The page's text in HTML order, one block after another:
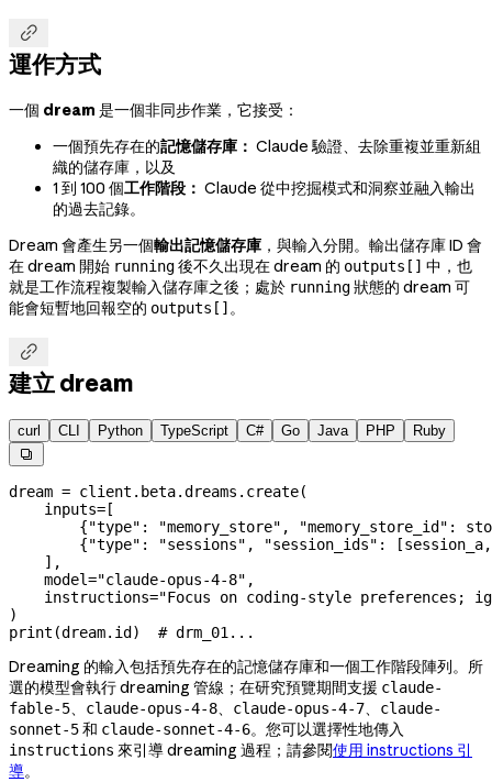

運作方式
一個 dream 是一個非同步作業，它接受：
一個預先存在的記憶儲存庫： Claude 驗證、去除重複並重新組
織的儲存庫，以及
1 到 100 個工作階段： Claude 從中挖掘模式和洞察並融入輸出
的過去記錄。
Dream 會產生另一個輸出記憶儲存庫 ，與輸入分開。輸出儲存庫 ID 會
在 dream 開始 running後不久出現在 dream 的 outputs[] 中，也
就是工作流程複製輸入儲存庫之後；處於 running狀態的 dream 可
能會短暫地回報空的 outputs[] 。

建立 dream
curl CLI Python TypeScript C# Go Java PHP Ruby

dream = client.beta.dreams.create(
    inputs
=[
        {
"type" : "memory_store" , "memory_store_id" :
        {
"type" : "sessions" , "session_ids" :
    ],
    model
="claude-opus-4-8" ,
    instructions
="Focus on coding-style preferences;
)
print (dream.id) # drm_01...
Dreaming 的輸入包括預先存在的記憶儲存庫和一個工作階段陣列。所
選的模型會執行 dreaming 管線；在研究預覽期間支援 claude-
fable-5
claude-opus-4-8 claude-opus-4-7
claude-
sonnet-5和 claude-sonnet-4-6。您可以選擇性地傳入
instructions 來引導 dreaming 過程；請參閱使用 instructions 引
導。